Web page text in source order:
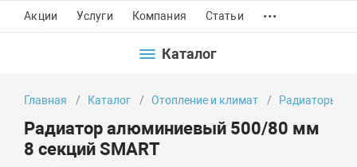
Акции Услуги Компания Статьи ...
Каталог
Главная Каталог Отопление и климат Радиаторы
Радиатор алюминиевый 500/80 мм
8 секций SMART